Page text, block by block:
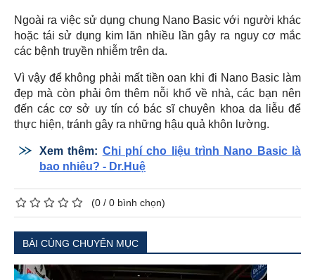
Ngoài ra việc sử dụng chung Nano Basic với người khác
hoặc tái sử dụng kim lăn nhiều lần gây ra nguy cơ mắc
các bệnh truyền nhiễm trên da.
Vì vậy để không phải mất tiền oan khi đi Nano Basic làm
đẹp mà còn phải ôm thêm nỗi khổ về nhà, các bạn nên
đến các cơ sở uy tín có bác sĩ chuyên khoa da liễu để
thực hiện, tránh gây ra những hậu quả khôn lường.
Xem thêm: Chi phí cho liệu trình Nano Basic là
bao nhiêu? - Dr.Huệ
(0 / 0 bình chọn)
BÀI CÙNG CHUYÊN MỤC